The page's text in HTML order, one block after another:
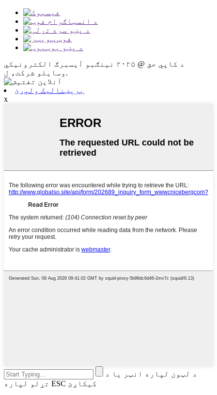
د کاپي حق @ ۲۰۲۵ نینګبو آیسبرګ الکترونیکي
وسایلو شرکت، ل.
برېښنالیک ولېږئ
x
د لټون لپاره انټر یا د
تړلو لپاره ESC کیکاږئ